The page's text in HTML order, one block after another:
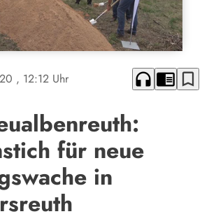
, 12:12 Uhr headphones chrome_reader_mode bookmark_border
für neue
in